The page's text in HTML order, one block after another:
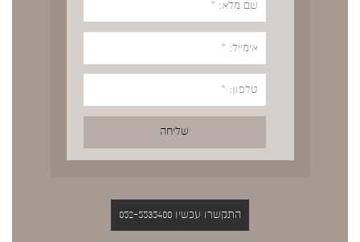
התקשרו עכשיו 052-5535400